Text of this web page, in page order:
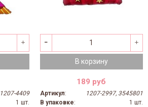
1207-4409
1 шт.
В корзину
189 руб
Артикул:
1207-2997, 3545801
В упаковке:
1 шт.